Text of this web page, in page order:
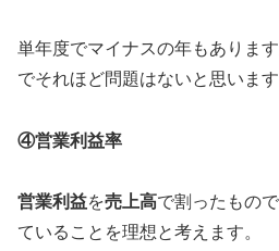
単年度でマイナスの年もありま
でそれほど問題はないと思いま
④営業利益率
営業利益を売上高で割ったもので
ていることを理想と考えます。